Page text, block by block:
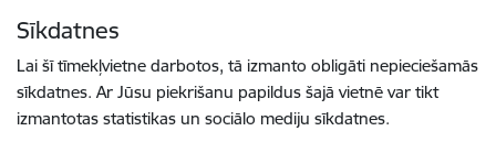
Sīkdatnes
Lai šī tīmekļvietne darbotos, tā izmanto obligāti nepieciešamās
sīkdatnes. Ar Jūsu piekrišanu papildus šajā vietnē var tikt
izmantotas statistikas un sociālo mediju sīkdatnes.